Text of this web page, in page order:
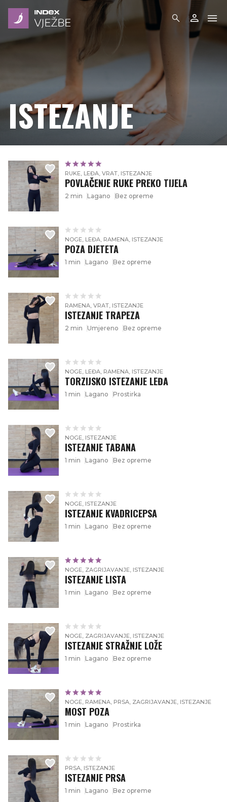
ISTEZANJE
RUKE, LEĐA, VRAT, ISTEZANJE
POVLAČENJE RUKE PREKO TIJELA
2 min Lagano Bez opreme
NOGE, LEĐA, RAMENA, ISTEZANJE
POZA DJETETA
1 min Lagano Bez opreme
RAMENA, VRAT, ISTEZANJE
ISTEZANJE TRAPEZA
2 min Umjereno Bez opreme
NOGE, LEĐA, RAMENA, ISTEZANJE
TORZIJSKO ISTEZANJE LEĐA
1 min Lagano Prostirka
NOGE, ISTEZANJE
ISTEZANJE TABANA
1 min Lagano Bez opreme
NOGE, ISTEZANJE
​ISTEZANJE KVADRICEPSA
1 min Lagano Bez opreme
NOGE, ZAGRIJAVANJE, ISTEZANJE
ISTEZANJE LISTA
1 min Lagano Bez opreme
NOGE, ZAGRIJAVANJE, ISTEZANJE
ISTEZANJE STRAŽNJE LOŽE
1 min Lagano Bez opreme
NOGE, RAMENA, PRSA, ZAGRIJAVANJE, ISTEZANJE
MOST POZA
1 min Lagano Prostirka
PRSA, ISTEZANJE
ISTEZANJE PRSA
1 min Lagano Bez opreme